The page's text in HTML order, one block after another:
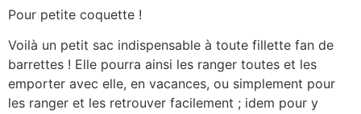
Pour petite coquette !
Voilà un petit sac indispensable à toute fillette fan de
barrettes ! Elle pourra ainsi les ranger toutes et les
emporter avec elle, en vacances, ou simplement pour
les ranger et les retrouver facilement ; idem pour y